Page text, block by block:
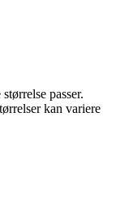
passer.
kan variere